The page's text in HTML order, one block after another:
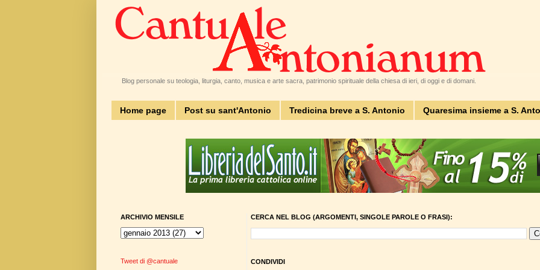
Blog personale su teologia, liturgia, canto, musica e arte sacra, patrimonio spirituale della chiesa di ieri, di oggi e di domani.
Home page Post su sant'Antonio Tredicina breve a S. Antonio Quaresima insieme a S.
CERCA NEL BLOG (ARGOMENTI, SINGOLE PAROLE O FRASI):
CONDIVIDI
ARCHIVIO MENSILE
Tweet di @cantuale